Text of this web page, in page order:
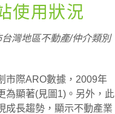
使用狀況
灣地區不動產/仲介類別
市際ARO數據，2009年
為顯著(見圖1)。另外，此
成長趨勢，顯示不動產業